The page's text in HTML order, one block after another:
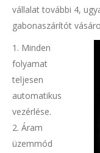
vállalat további 4,
gabonaszárítót
1. Minden
folyamat
teljesen
automatikus
vezérlése.
2. Áram
üzemmód